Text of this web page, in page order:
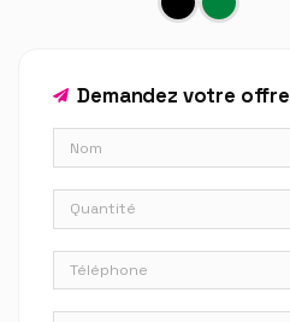
Demandez votre offre